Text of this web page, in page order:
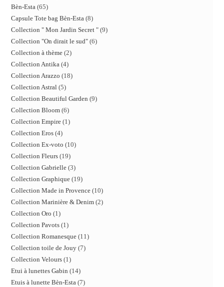
Bèn-Esta 65
Capsule Tote bag Bèn-Esta 8
Collection " Mon Jardin Secret " 9
Collection "On dirait le sud" 6
Collection à thème 2
Collection Antika 4
Collection Arazzo 18
Collection Astral 5
Collection Beautiful Garden 9
Collection Bloom 6
Collection Empire 1
Collection Eros 4
Collection Ex-voto 10
Collection Fleurs 19
Collection Gabrielle 3
Collection Graphique 19
Collection Made in Provence 10
Collection Marinière & Denim 2
Collection Oro 1
Collection Pavots 1
Collection Romanesque 11
Collection toile de Jouy 7
Collection Velours 1
Etui à lunettes Gabin 14
Etuis à lunette Bèn-Esta 7